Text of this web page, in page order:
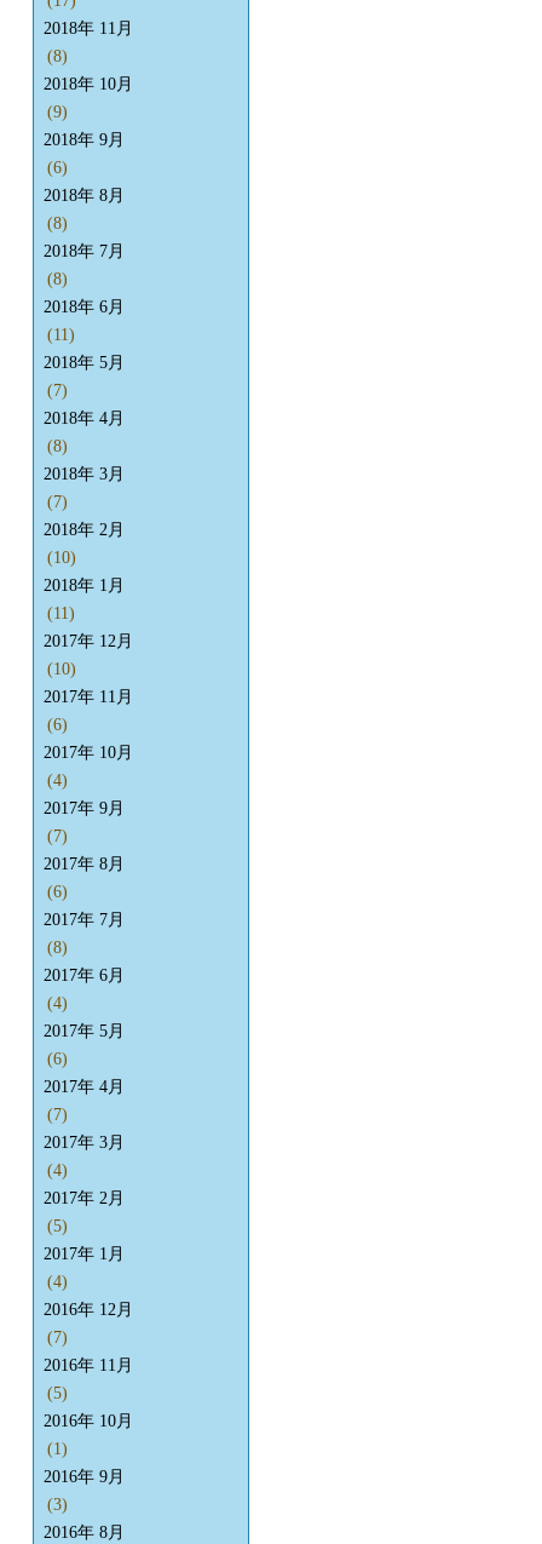
2018年 11月
(8)
2018年 10月
(9)
2018年 9月
(6)
2018年 8月
(8)
2018年 7月
(8)
2018年 6月
(11)
2018年 5月
(7)
2018年 4月
(8)
2018年 3月
(7)
2018年 2月
(10)
2018年 1月
(11)
2017年 12月
(10)
2017年 11月
(6)
2017年 10月
(4)
2017年 9月
(7)
2017年 8月
(6)
2017年 7月
(8)
2017年 6月
(4)
2017年 5月
(6)
2017年 4月
(7)
2017年 3月
(4)
2017年 2月
(5)
2017年 1月
(4)
2016年 12月
(7)
2016年 11月
(5)
2016年 10月
(1)
2016年 9月
(3)
2016年 8月